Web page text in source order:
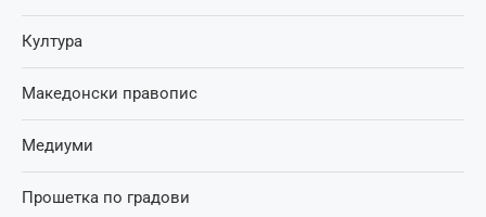
Култура
Македонски правопис
Медиуми
Прошетка по градови